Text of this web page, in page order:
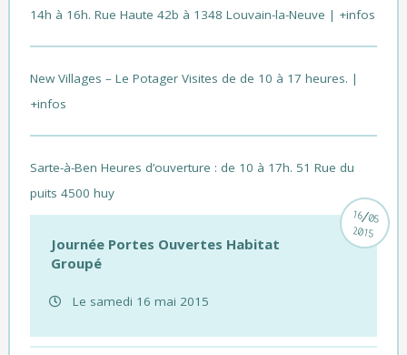
14h à 16h. Rue Haute 42b à 1348 Louvain-la-Neuve | +infos
New Villages – Le Potager Visites de de 10 à 17 heures. |
+infos
Sarte-à-Ben Heures d’ouverture : de 10 à 17h. 51 Rue du
puits 4500 huy
Journée Portes Ouvertes Habitat
Groupé
Le samedi 16 mai 2015
16/05
2015